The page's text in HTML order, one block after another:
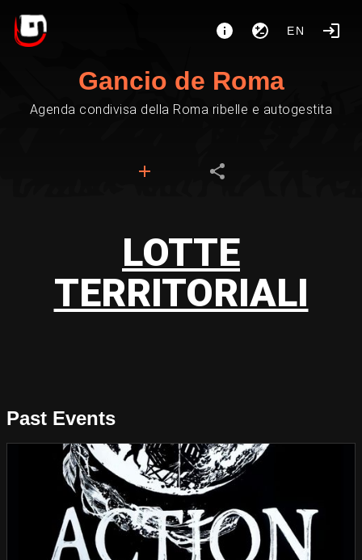
EN
Gancio de Roma
Agenda condivisa della Roma ribelle e autogestita
LOTTE
TERRITORIALI
Past Events